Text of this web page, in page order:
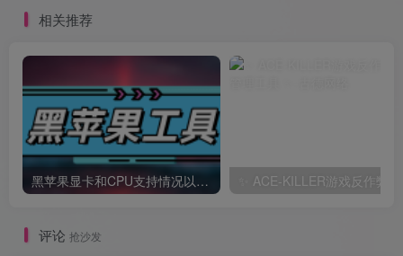
相关推荐
黑苹果显卡和CPU支持情况以及购买硬件防踩坑指南
评论 抢沙发